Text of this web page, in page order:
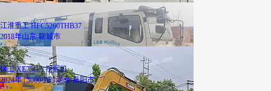
江淮重工 HFC5260THB37 ...
2018年山东-聊城市
4 万
徐工 XE75GA 挖掘机
2024年 | 3000小时湖南-岳阳市
13.9 万